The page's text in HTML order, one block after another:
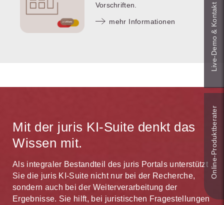
Vorschriften.
mehr Informationen
Mit der juris KI-Suite denkt das
Wissen mit.
Als integraler Bestandteil des juris Portals unterstützt
Sie die juris KI-Suite nicht nur bei der Recherche,
sondern auch bei der Weiterverarbeitung der
Ergebnisse. Sie hilft, bei juristischen Fragestellungen
Live‑Demo & Kontakt
Online-Produkt­berater